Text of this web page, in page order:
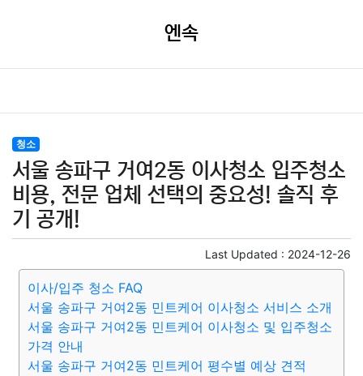
엔속
청소
서울 송파구 거여2동 이사청소 입주청소
비용, 전문 업체 선택의 중요성! 솔직 후
기 공개!
Last Updated : 2024-12-26
이사/입주 청소 FAQ
서울 송파구 거여2동 민트케어 이사청소 서비스 소개
서울 송파구 거여2동 민트케어 이사청소 및 입주청소
가격 안내
서울 송파구 거여2동 민트케어 평수별 예상 견적